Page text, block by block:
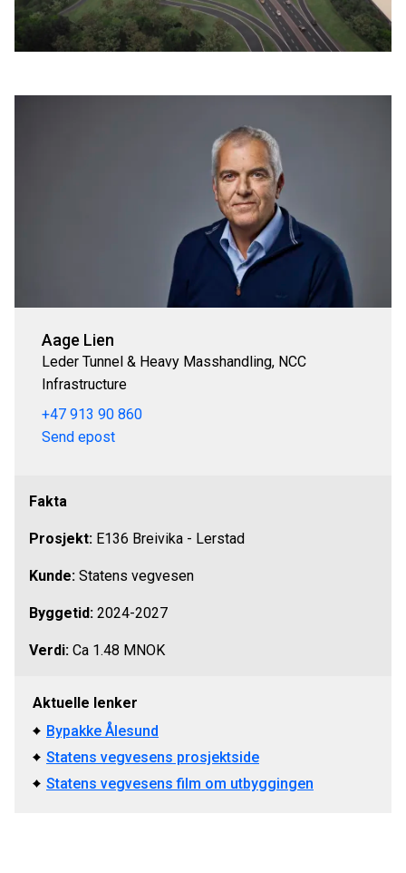
Aage Lien
Leder Tunnel & Heavy Masshandling, NCC
Infrastructure
+47 913 90 860
Send epost
Fakta
Prosjekt: E136 Breivika - Lerstad
Kunde: Statens vegvesen
Byggetid: 2024-2027
Verdi: Ca 1.48 MNOK
Aktuelle lenker
Bypakke Ålesund
Statens vegvesens prosjektside
Statens vegvesens film om utbyggingen